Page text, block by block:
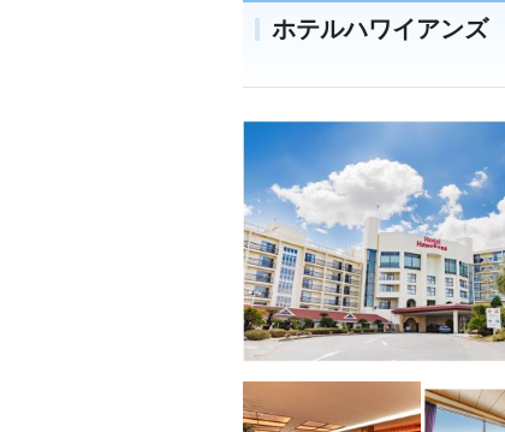
ホテルハワイアンズ